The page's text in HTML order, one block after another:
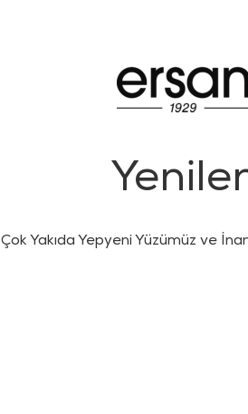
Çok Yakıda Yepyeni Yüzümüz ve